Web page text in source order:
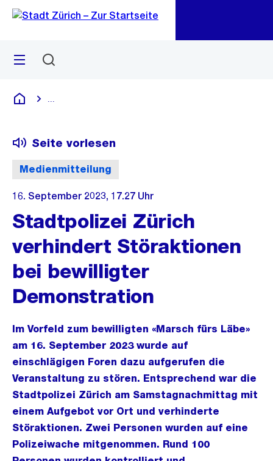
Navigation
Sprunglink
Menü
Deutsch
Medienmitteilung
Seite vorlesen
16. September 2023, 17.27 Uhr
Stadtpolizei Zürich
verhindert Störaktionen
bei bewilligter
Demonstration
Im Vorfeld zum bewilligten «Marsch fürs Läbe»
am 16. September 2023 wurde auf
einschlägigen Foren dazu aufgerufen die
Veranstaltung zu stören. Entsprechend war die
Stadtpolizei Zürich am Samstagnachmittag mit
einem Aufgebot vor Ort und verhinderte
Störaktionen. Zwei Personen wurden auf eine
Polizeiwache mitgenommen. Rund 100